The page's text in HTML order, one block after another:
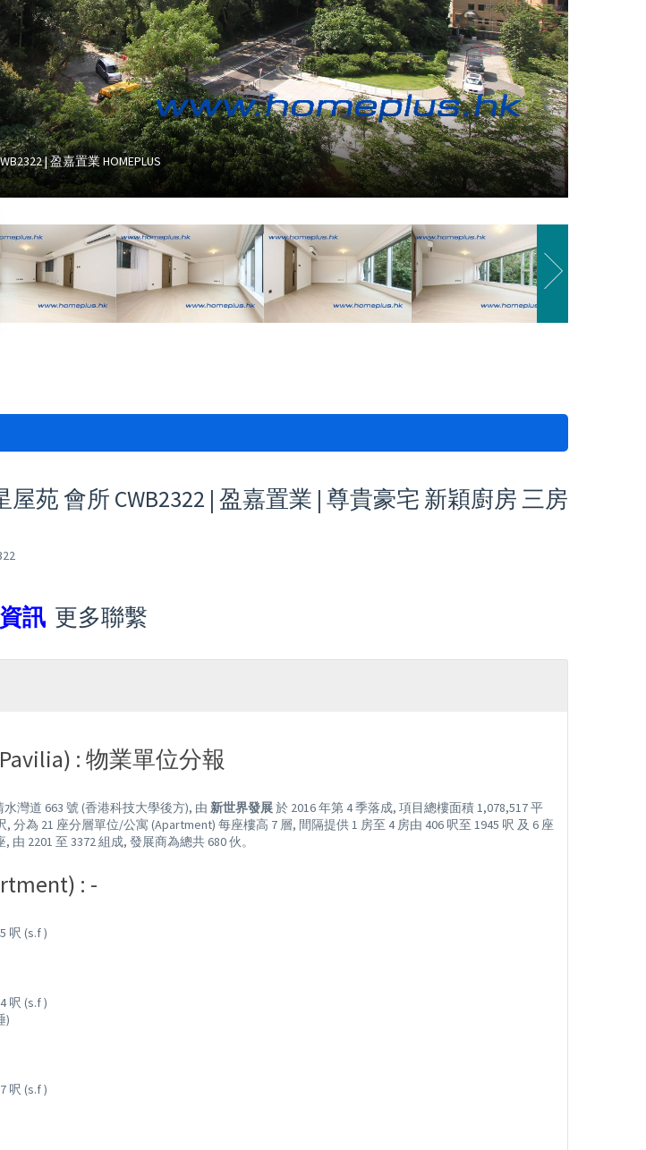
| 盈嘉置業 HOMEPLUS
苑 會所 CWB2322 | 盈嘉置業 | 尊貴豪宅 新穎廚房 三房
訊 更多聯繫
: 物業單位分報
灣道 663 號 (香港科技大學後方), 由 新世界發展於 2016 年第 4 季落成, 項目總樓面積 1,078,517 平
分為 21 座分層單位/公寓 (Apartment) 每座樓高 7 層, 間隔提供 1 房至 4 房由 406 呎至 1945 呎 及 6 座
由 2201 至 3372 組成, 發展商為總共 680 伙。
: -
呎 (s.f )
呎 (s.f )
)
呎 (s.f )